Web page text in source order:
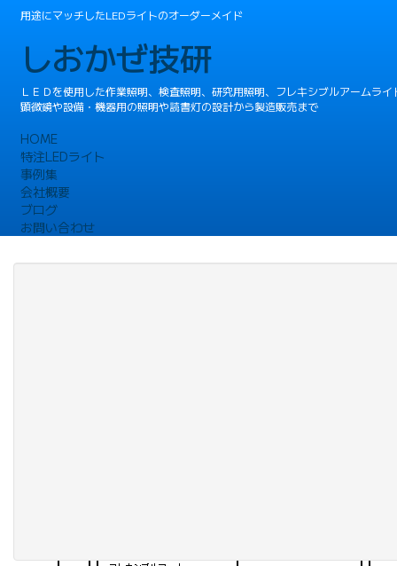
用途にマッチしたLEDライトのオーダーメイド
しおかぜ技研
ＬＥＤを使用した作業照明、検査照明、研究用照明、フレキシブルアームライ
顕微鏡や設備・機器用の照明や読書灯の設計から製造販売まで
HOME
特注LEDライト
事例集
会社概要
ブログ
お問い合わせ